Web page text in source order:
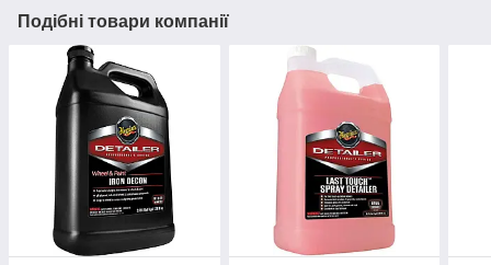
Подібні товари компанії